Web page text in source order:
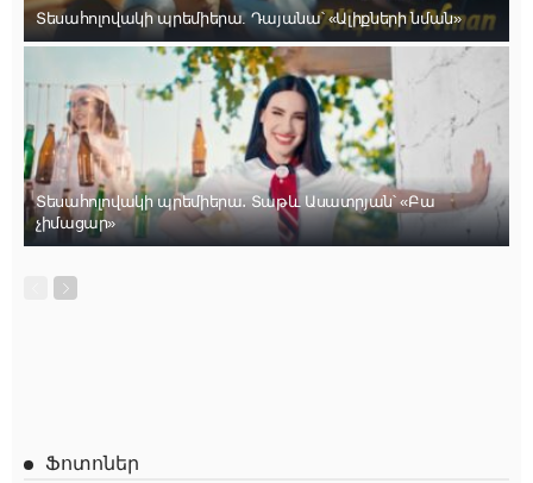
Տեսահոլովակի պրեմիերա. Դայանա՝ «Ալիքների նման»
Տեսահոլովակի պրեմիերա․ Տաթև Ասատրյան՝ «Բա
չիմացար»
Ֆոտոներ